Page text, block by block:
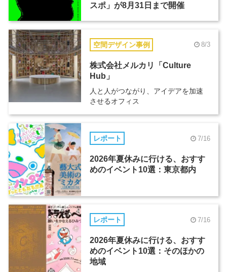
スポ」が8月31日まで開催
空間デザイン事例 8/3
株式会社メルカリ「Culture
Hub」
人と人がつながり、アイデアを加速
させるオフィス
レポート 7/16
2026年夏休みに行ける、おすす
めのイベント10選：東京都内
レポート 7/16
2026年夏休みに行ける、おすす
めのイベント10選：そのほかの
地域